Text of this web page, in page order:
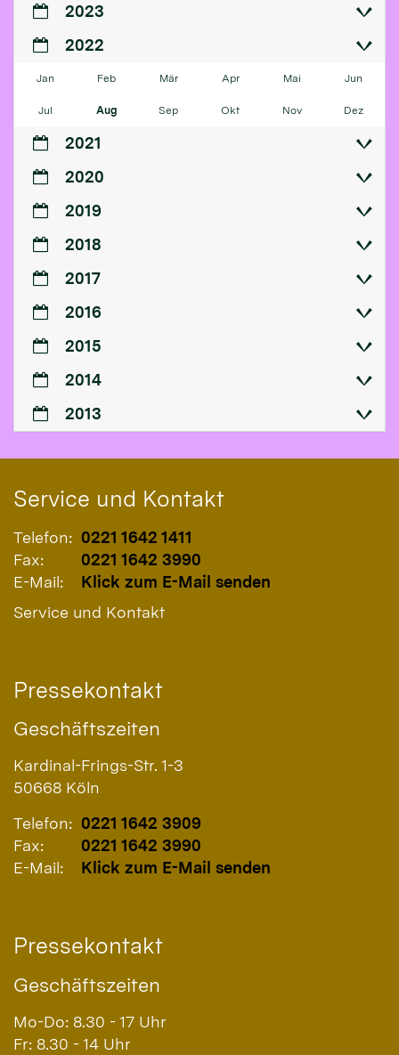
2023
2022
Jan Feb Mär Apr Mai Jun
Jul Aug Sep Okt Nov Dez
2021
2020
2019
2018
2017
2016
2015
2014
2013
Service und Kontakt
Telefon: 0221 1642 1411
Fax:
0221 1642 3990
E-Mail:
Klick zum E-Mail senden
Service und Kontakt
Pressekontakt
Geschäftszeiten
Kardinal-Frings-Str. 1-3
50668 Köln
Telefon: 0221 1642 3909
Fax:
0221 1642 3990
E-Mail:
Klick zum E-Mail senden
Pressekontakt
Geschäftszeiten
Mo-Do: 8.30 - 17 Uhr
Fr: 8.30 - 14 Uhr